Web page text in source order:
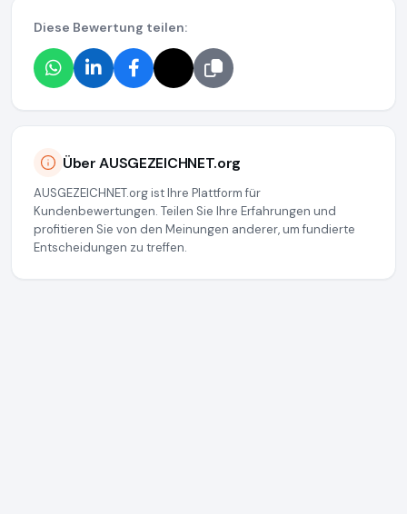
Diese Bewertung teilen:
Über AUSGEZEICHNET.org
AUSGEZEICHNET.org ist Ihre Plattform für
Kundenbewertungen. Teilen Sie Ihre Erfahrungen und
profitieren Sie von den Meinungen anderer, um fundierte
Entscheidungen zu treffen.